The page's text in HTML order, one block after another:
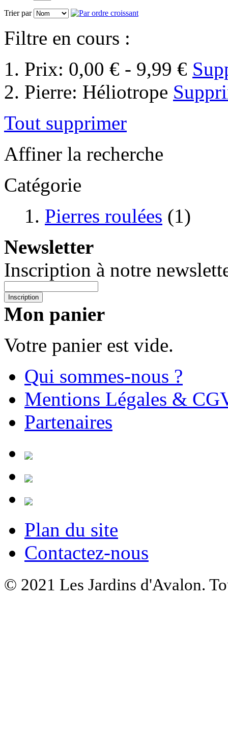
Trier par
Filtre en cours :
Prix: 0,00 € - 9,99 €
Pierre: Héliotrope
Tout supprimer
Affiner la recherche
Catégorie
Pierres roulées (1)
Newsletter
Inscription à notre
Inscription
Mon panier
Votre panier est vide.
Qui sommes-nous ?
Mentions Légales &
Partenaires
Plan du site
Contactez-nous
© 2021 Les Jardins d'Avalon.